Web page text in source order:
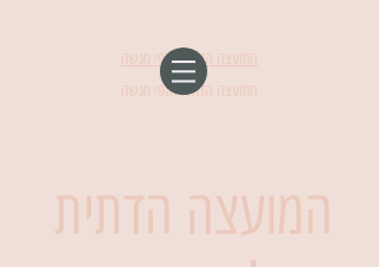
המועצה הדתית אלפי מנשה
המועצה הדתית אלפי מנשה
המועצה הדתית